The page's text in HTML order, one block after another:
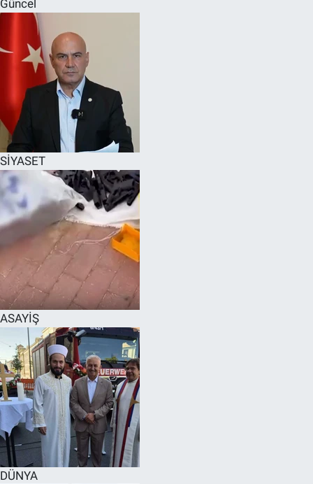
Güncel
SİYASET
ASAYİŞ
DÜNYA
SPOR
RESMİ İLANLAR